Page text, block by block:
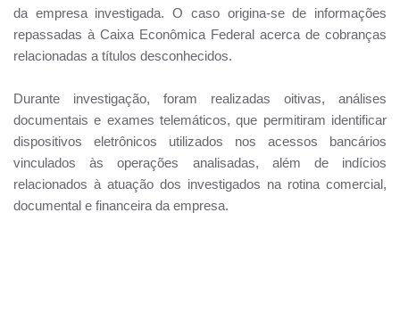
da empresa investigada. O caso origina-se de informações
repassadas à Caixa Econômica Federal acerca de cobranças
relacionadas a títulos desconhecidos.
Durante investigação, foram realizadas oitivas, análises
documentais e exames telemáticos, que permitiram identificar
dispositivos eletrônicos utilizados nos acessos bancários
vinculados às operações analisadas, além de indícios
relacionados à atuação dos investigados na rotina comercial,
documental e financeira da empresa.